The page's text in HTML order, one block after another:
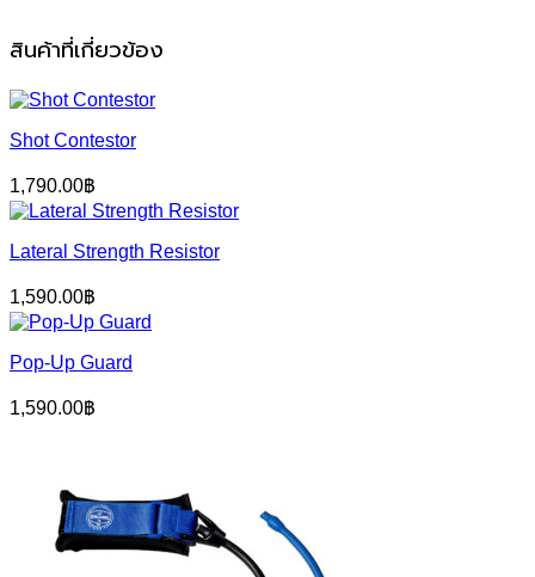
สินค้าที่เกี่ยวข้อง
Shot Contestor
1,790.00฿
Lateral Strength Resistor
1,590.00฿
Pop-Up Guard
1,590.00฿